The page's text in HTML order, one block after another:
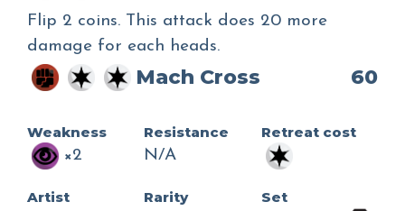
Flip 2 coins. This attack does 20 more
damage for each heads.
Mach Cross 60
Weakness
×2
Resistance
N/A
Retreat cost
Artist
Rarity
Set